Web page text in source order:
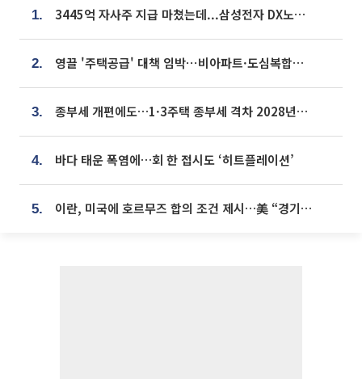
1. 3445억 자사주 지급 마쳤는데...삼성전자 DX노조, 뒤늦은 '떼쓰기 집회'
2. 영끌 '주택공급' 대책 임박⋯비아파트·도심복합까지 총동원
3. 종부세 개편에도…1·3주택 종부세 격차 2028년부터 확대
4. 바다 태운 폭염에…회 한 접시도 ‘히트플레이션’
5. 이란, 미국에 호르무즈 합의 조건 제시…美 “경기 아직 안 끝나” [종합]